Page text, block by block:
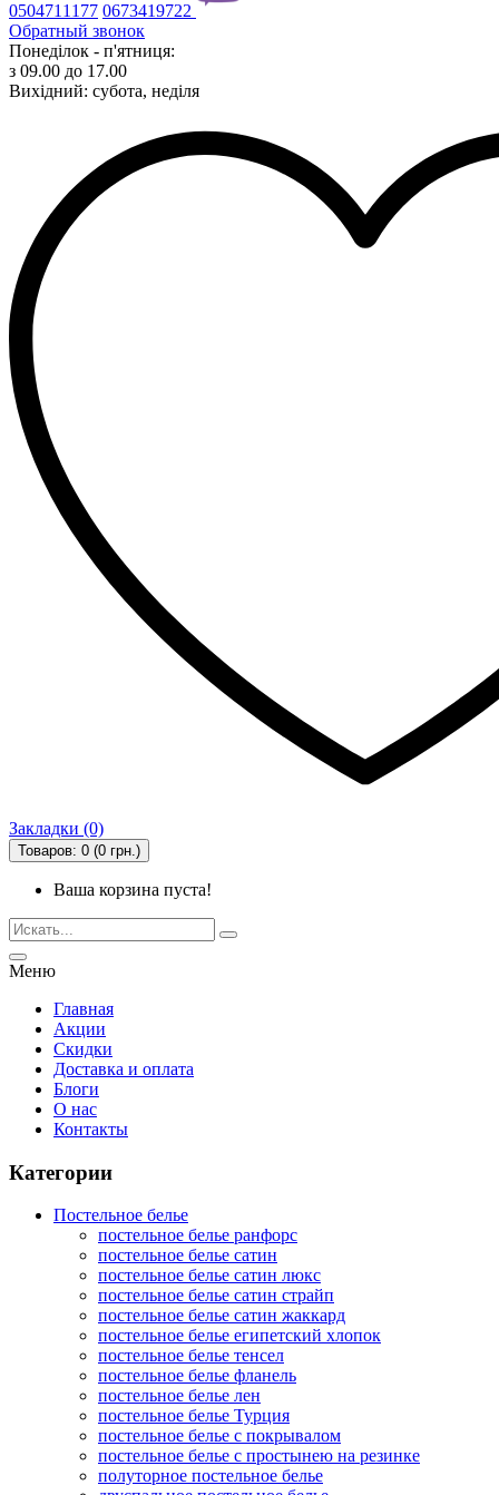
0504711177 0673419722
Обратный звонок
Понеділок - п'ятниця:
з 09.00 до 17.00
Вихідний: субота, неділя
Закладки (0)
Товаров: 0 (0 грн.)
Ваша корзина пуста!
Меню
Главная
Акции
Скидки
Доставка и оплата
Блоги
О нас
Контакты
Категории
Постельное белье
постельное белье ранфорс
постельное белье сатин
постельное белье сатин люкс
постельное белье сатин страйп
постельное белье сатин жаккард
постельное белье египетский хлопок
постельное белье тенсел
постельное белье фланель
постельное белье лен
постельное белье Турция
постельное белье с покрывалом
постельное белье с простынею на резинке
полуторное постельное белье